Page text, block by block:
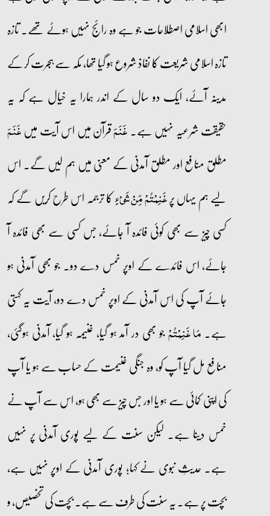
ابھی اسلامی اصطلاحات جو ہے وہ رائج نہیں ہوئے تھے۔ تازہ
تازہ اسلامی شریعت کا نفاذ شروع ہو گیا تھا، مکہ سے ہجرت کر کے
مدینہ آئے، ایک دو سال کے اندر ہمارا یہ خیال ہے کہ یہ
حقیقت شرعیہ نہیں ہے۔غَنَمَقرآن میں اس آیت میںغَنَمَ
مطلق منافع اور مطلق آمدنی کے معنی میں ہم لیں گے۔ اس
لیے ہم یہاں پرغَنِمۡتُمۡ مِّنۡ شَیۡءٍکا ترجمہ اس طرح کریں گے کہ
کسی چیز سے بھی کوئی فائدہ آ جائے، جس کسی سے بھی فائدہ آ
جائے، اس فائدے کے اوپر خمس دے دو۔ جو بھی آمدنی ہو
جائے آپ کی اس آمدنی کے اوپر خمس دے دو، آیت یہ کہتی
ہے۔مَا غَنِمۡتُمۡجو بھی در آمد ہو گیا، غنیمہ ہو گیا، آمدنی ہوگئی،
منافع مل گیا آپ کو، وہ جنگی غنیمت کے حساب سے ہو یا آپ
کی اپنی کمائی سے ہو یا اور جس چیز سے بھی ہو، اس سے آپ نے
خمس دینا ہے۔ لیکن سنت کے لیے پوری آمدنی پر نہیں
ہے۔ حدیثِ نبوی نے کہا؛ پوری آمدنی کے اوپر نہیں ہے،
بچت پر ہے۔ یہ سنت کی طرف سے ہے۔ بچت کی تخصیص، و